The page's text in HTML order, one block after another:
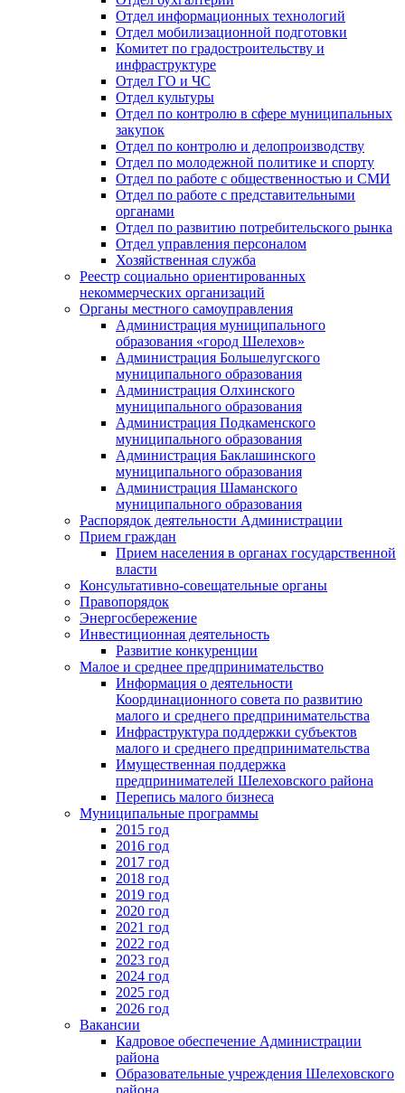
Отдел информационных технологий
Отдел мобилизационной подготовки
Комитет по градостроительству и
инфраструктуре
Отдел ГО и ЧС
Отдел культуры
Отдел по контролю в сфере муниципальных
закупок
Отдел по контролю и делопроизводству
Отдел по молодежной политике и спорту
Отдел по работе с общественностью и СМИ
Отдел по работе с представительными
органами
Отдел по развитию потребительского рынка
Отдел управления персоналом
Хозяйственная служба
Реестр социально ориентированных
некоммерческих организаций
Органы местного самоуправления
Администрация муниципального
образования «город Шелехов»
Администрация Большелугского
муниципального образования
Администрация Олхинского
муниципального образования
Администрация Подкаменского
муниципального образования
Администрация Баклашинского
муниципального образования
Администрация Шаманского
муниципального образования
Распорядок деятельности Администрации
Прием граждан
Прием населения в органах государственной
власти
Консультативно-совещательные органы
Правопорядок
Энергосбережение
Инвестиционная деятельность
Развитие конкуренции
Малое и среднее предпринимательство
Информация о деятельности
Координационного совета по развитию
малого и среднего предпринимательства
Инфраструктура поддержки субъектов
малого и среднего предпринимательства
Имущественная поддержка
предпринимателей Шелеховского района
Перепись малого бизнеса
Муниципальные программы
2015 год
2016 год
2017 год
2018 год
2019 год
2020 год
2021 год
2022 год
2023 год
2024 год
2025 год
2026 год
Вакансии
Кадровое обеспечение Администрации
района
Образовательные учреждения Шелеховского
района